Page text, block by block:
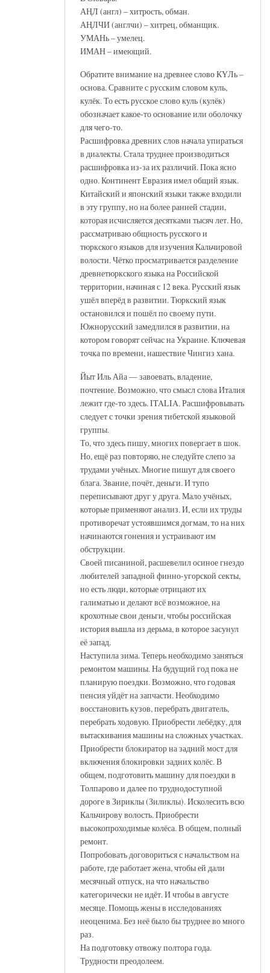
АҢЛ (англ) – хитрость, обман.
АҢЛЧИ (англчи) – хитрец, обманщик.
УМАНь – умелец.
ИМАН – имеющий.
Обратите внимание на древнее слово КҮЛь –
основа. Сравните с русским словом куль,
кулёк. То есть русское слово куль (кулёк)
обозначает какое-то основание или оболочку
для чего-то.
Расшифровка древних слов начала упираться
в диалекты. Стала труднее производиться
расшифровка из-за их различий. Пока ясно
одно. Континент Евразия имел общий язык.
Китайский и японский языки также входили
в эту группу, но на более ранней стадии,
которая исчисляется десятками тысяч лет. Но,
рассматриваю общность русского и
тюркского языков для изучения Кальчировой
волости. Чётко просматривается разделение
древнетюркского языка на Российской
территории, начиная с 12 века. Русский язык
ушёл вперёд в развитии. Тюркский язык
остановился и пошёл по своему пути.
Южнорусский замедлился в развитии, на
котором говорят сейчас на Украине. Ключевая
точка по времени, нашествие Чингиз хана.
Йыт Иль Айа — завоевать, владение,
почтение. Возможно, что смысл слова Италия
лежит где-то здесь. ITALIA. Расшифровывать
следует с точки зрения тибетской языковой
группы.
То, что здесь пишу, многих повергает в шок.
Но, ещё раз повторяю, не следуйте слепо за
трудами учёных. Многие пишут для своего
блага. Звание, почёт, деньги. И тупо
переписывают друг у друга. Мало учёных,
которые применяют анализ. И, если их труды
противоречат устоявшимся догмам, то на них
начинаются гонения и устраивают им
обструкции.
Своей писаниной, расшевелил осиное гнездо
любителей западной финно-угорской секты,
но есть люди, которые отрицают их
галиматью и делают всё возможное, на
крохотные свои деньги, чтобы российская
история вышла из дерьма, в которое засунул
её запад.
Наступила зима. Теперь необходимо заняться
ремонтом машины. На будущий год пока не
планирую поездки. Возможно, что годовая
пенсия уйдёт на запчасти. Необходимо
восстановить кузов, перебрать двигатель,
перебрать ходовую. Приобрести лебёдку, для
вытаскивания машины на сложных участках.
Приобрести блокиратор на задний мост для
включения блокировки задних колёс. В
общем, подготовить машину для поездки в
Толпарово и далее по труднодоступной
дороге в Зириклы (Зиликлы). Исколесить всю
Кальчирову волость. Приобрести
высокопроходимые колёса. В общем, полный
ремонт.
Попробовать договориться с начальством на
работе, где работает жена, чтобы ей дали
месячный отпуск, на что начальство
категорически не идёт. И чтобы в августе
месяце. Помощь жены в исследованиях
неоценима. Без неё было бы труднее во много
раз.
На подготовку отвожу полтора года.
Трудности преодолеем.